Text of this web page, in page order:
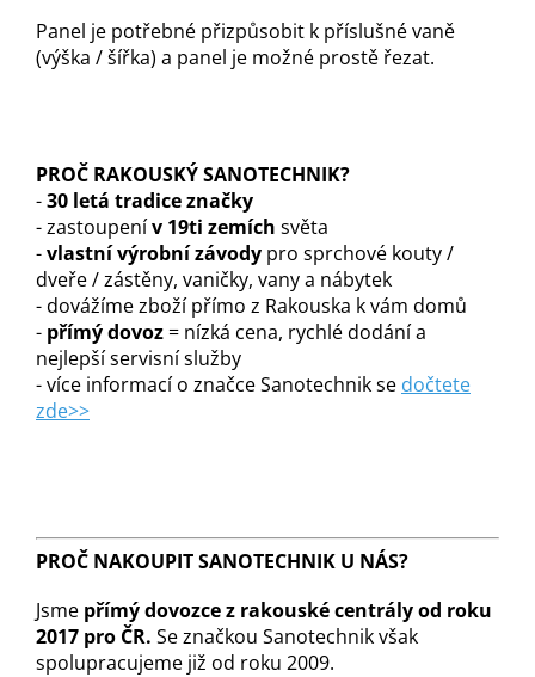
Panel je potřebné přizpůsobit k příslušné vaně
(výška / šířka) a panel je možné prostě řezat.
PROČ RAKOUSKÝ SANOTECHNIK?
-30 letá tradice značky
- zastoupenív 19ti zemích světa
-vlastní výrobní závody pro sprchové kouty /
dveře / zástěny, vaničky, vany a nábytek
- dovážíme zboží přímo z Rakouska k vám domů
- přímý dovoz= nízká cena, rychlé dodání a
nejlepší servisní služby
- více informací o značce Sanotechnik se dočtete
zde>>
PROČ NAKOUPIT SANOTECHNIK U NÁS?
Jsme přímý dovozce z rakouské centrály od roku
2017 pro ČR. Se značkou Sanotechnik však
spolupracujeme již od roku 2009.